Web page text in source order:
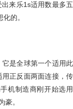
来乐1s适用数最多五
的。
它是全球第一个适用此
正反面两面连接，传
机制造商刚开始选用
豪。